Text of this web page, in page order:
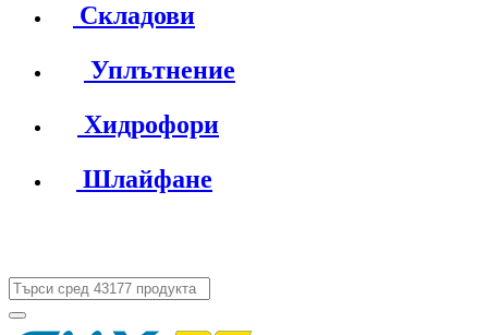
Складови
Уплътнение
Хидрофори
Шлайфане